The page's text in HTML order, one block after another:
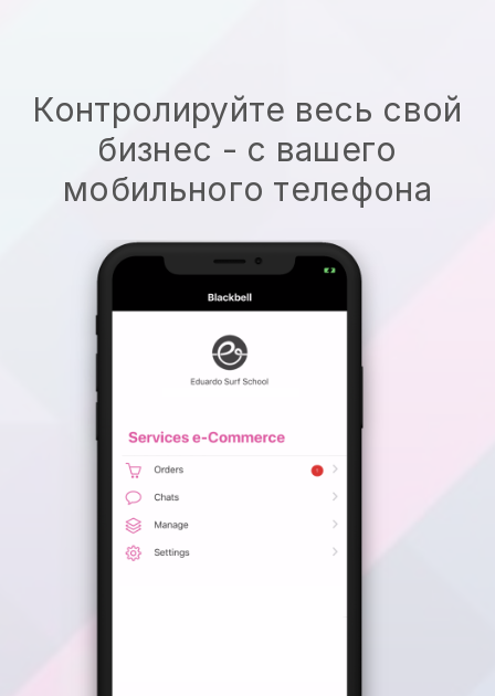
Контролируйте весь свой
бизнес - с вашего
мобильного телефона